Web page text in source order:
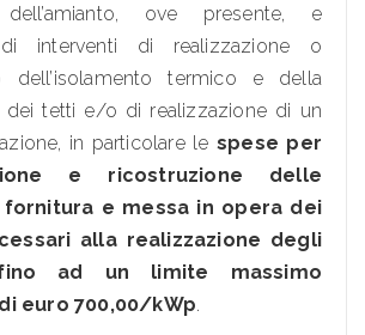
dell’amianto, ove presente, e
di interventi di realizzazione o
dell’isolamento termico e della
dei tetti e/o di realizzazione di un
in particolare lespese per
e ricostruzione delle
e messa in opera dei
alla realizzazione degli
ad un limite massimo
euro 700,00/kWp.